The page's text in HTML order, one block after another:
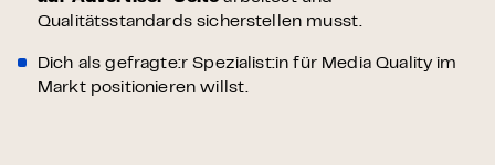
Qualitätsstandards sicherstellen musst.
Dich als gefragte:r Spezialist:in für Media Quality im
Markt positionieren willst.